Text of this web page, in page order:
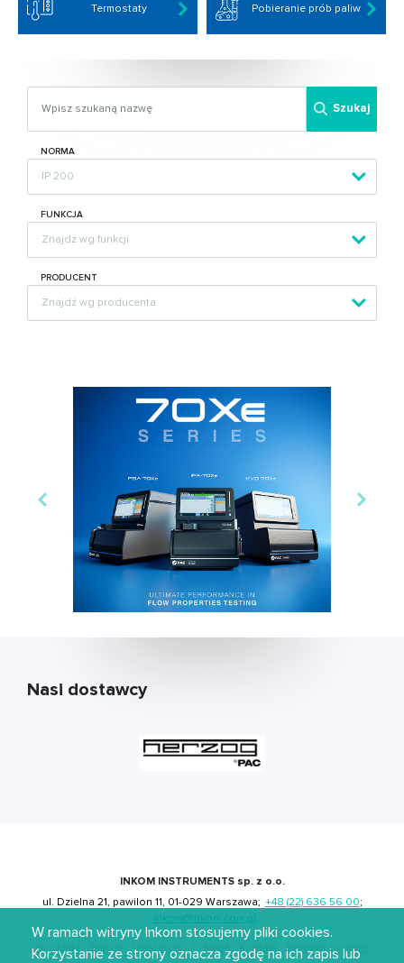
Termostaty Pobieranie prób paliw
Szukaj
NORMA
FUNKCJA
PRODUCENT
Nasi dostawcy
INKOM INSTRUMENTS sp. z o.o.
ul. Dzielna 21, pawilon 11, 01-029 Warszawa; +48 (22) 636 56 00;
inkom@inkom.com.pl
Produkty Serwis Dostawcy Kontakt Polityka cookies
W ramach witryny Inkom stosujemy pliki cookies.
Korzystanie ze strony oznacza zgodę na ich zapis lub